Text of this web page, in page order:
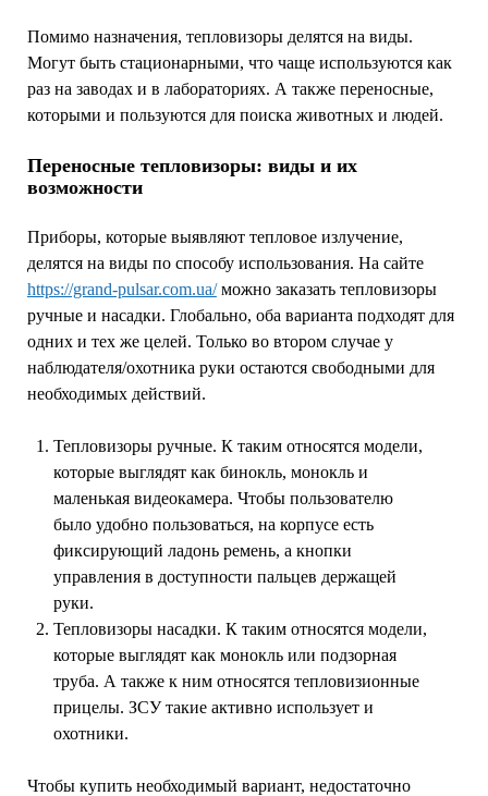
Помимо назначения, тепловизоры делятся на виды.
Могут быть стационарными, что чаще используются как
раз на заводах и в лабораториях. А также переносные,
которыми и пользуются для поиска животных и людей.
Переносные тепловизоры: виды и их
возможности
Приборы, которые выявляют тепловое излучение,
делятся на виды по способу использования. На сайте
https://grand-pulsar.com.ua/можно заказать тепловизоры
ручные и насадки. Глобально, оба варианта подходят для
одних и тех же целей. Только во втором случае у
наблюдателя/охотника руки остаются свободными для
необходимых действий.
Тепловизоры ручные. К таким относятся модели,
которые выглядят как бинокль, монокль и
маленькая видеокамера. Чтобы пользователю
было удобно пользоваться, на корпусе есть
фиксирующий ладонь ремень, а кнопки
управления в доступности пальцев держащей
руки.
Тепловизоры насадки. К таким относятся модели,
которые выглядят как монокль или подзорная
труба. А также к ним относятся тепловизионные
прицелы. ЗСУ такие активно использует и
охотники.
Чтобы купить необходимый вариант, недостаточно